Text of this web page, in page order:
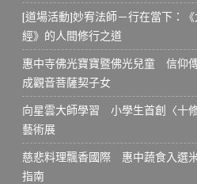
[道場活動]妙宥法師－行在當下：
經》的人間修行之道
惠中寺佛光寶寶暨佛光兒童 信仰
成觀音菩薩契子女
向星雲大師學習 小學生首創〈十修
藝術展
慈悲料理飄香國際 惠中蔬食入選
指南